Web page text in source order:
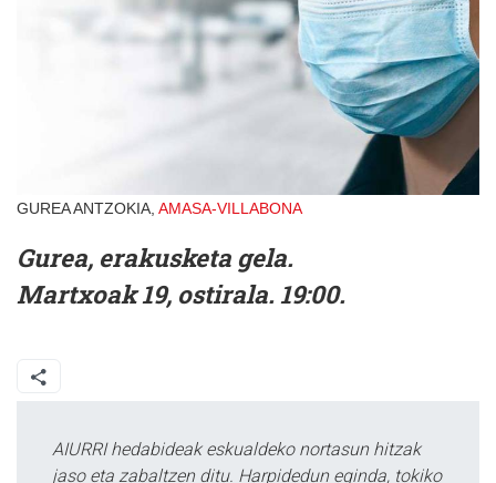
GUREA ANTZOKIA, AMASA-VILLABONA
Gurea, erakusketa gela.
Martxoak 19, ostirala. 19:00.
AIURRI hedabideak eskualdeko nortasun hitzak
jaso eta zabaltzen ditu. Harpidedun eginda, tokiko